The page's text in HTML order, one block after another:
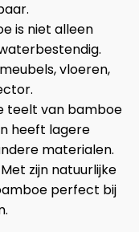
is niet alleen
vloeren,
teelt van bamboe
heeft lagere
materialen.
Met zijn natuurlijke
perfect bij